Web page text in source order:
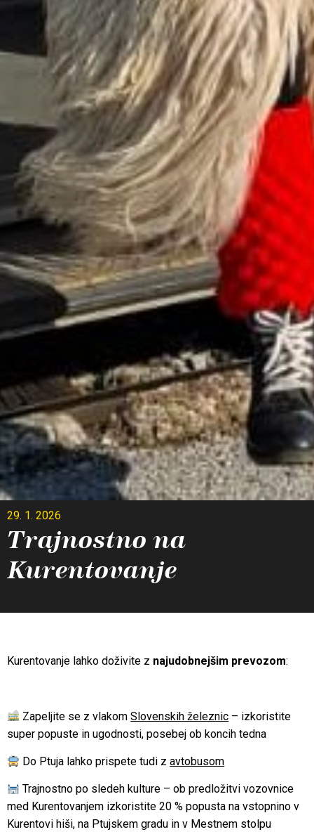
29. 1. 2026
Trajnostno na
Kurentovanje
Kurentovanje lahko doživite z najudobnejšim prevozom:
Zapeljite se z vlakomSlovenskih železnic – izkoristite
super popuste in ugodnosti, posebej ob koncih tedna
Do Ptuja lahko prispete tudi zavtobusom
Trajnostno po sledeh kulture – ob predložitvi vozovnice
med Kurentovanjem izkoristite 20 % popusta na vstopnino v
Kurentovi hiši, na Ptujskem gradu in v Mestnem stolpu